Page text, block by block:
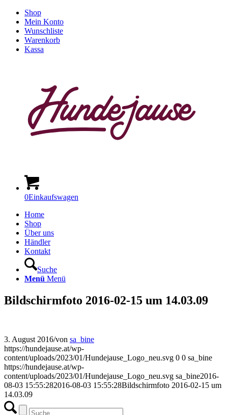
Shop
Mein Konto
Wunschliste
Warenkorb
Kassa
0Einkaufswagen
Home
Shop
Über uns
Händler
Kontakt
Suche
Menü Menü
Bildschirmfoto 2016-02-15 um 14.03.09
3. August 2016/von sa_bine
https://hundejause.at/wp-
content/uploads/2023/01/Hundejause_Logo_neu.svg 0 0 sa_bine
https://hundejause.at/wp-
content/uploads/2023/01/Hundejause_Logo_neu.svg sa_bine2016-
08-03 15:55:282016-08-03 15:55:28Bildschirmfoto 2016-02-15 um
14.03.09